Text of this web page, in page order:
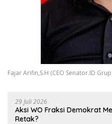
Fajar Arifin,S.H (CEO Senator.ID
29 Juli 2026
Aksi WO Fraksi Demokrat
Retak?